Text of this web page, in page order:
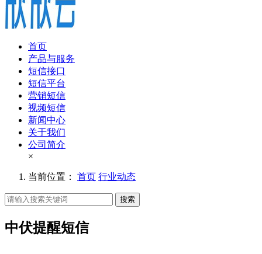
首页
产品与服务
短信接口
短信平台
营销短信
视频短信
新闻中心
关于我们
公司简介
×
当前位置： 首页 行业动态
搜索
中伏提醒短信